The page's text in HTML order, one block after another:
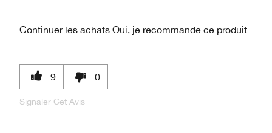
Continuer les achats Oui, je recommande ce produit
9 0
Signaler Cet Avis